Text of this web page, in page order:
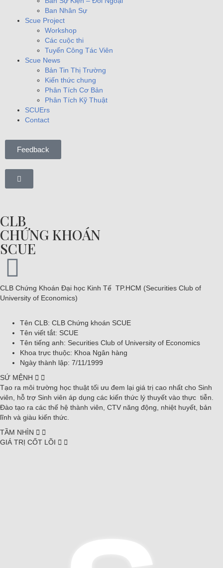
Ban Nhân Sự
Scue Project
Workshop
Các cuộc thi
Tuyển Công Tác Viên
Scue News
Bản Tin Thị Trường
Kiến thức chung
Phân Tích Cơ Bản
Phân Tích Kỹ Thuật
SCUErs
Contact
Feedback
CLB
CHỨNG KHOÁN
SCUE
CLB Chứng Khoán Đại học Kinh Tế TP.HCM (Securities Club of
University of Economics)
Tên CLB: CLB Chứng khoán SCUE
Tên viết tắt: SCUE
Tên tiếng anh: Securities Club of University of Economics
Khoa trực thuộc: Khoa Ngân hàng
Ngày thành lập: 7/11/1999
SỨ MỆNH
Tạo ra môi trường học thuật tối ưu đem lại giá trị cao nhất cho Sinh
viên, hỗ trợ Sinh viên áp dụng các kiến thức lý thuyết vào thực tiễn.
Đào tạo ra các thế hệ thành viên, CTV năng động, nhiệt huyết, bản
lĩnh và giàu kiến thức.
TẦM NHÌN
GIÁ TRỊ CỐT LÕI